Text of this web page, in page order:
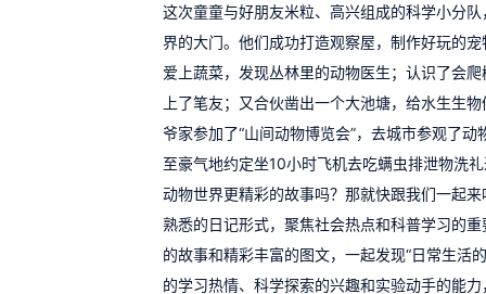
这次童童与好朋友米粒、高兴组成的科学小分
界的大门。他们成功打造观察屋，制作好玩的
爱上蔬菜，发现丛林里的动物医生；认识了会爬
上了笔友；又合伙凿出一个大池塘，给水生生
爷家参加了“山间动物博览会”，去城市参观了动
至豪气地约定坐10小时飞机去吃螨虫排泄物洗
动物世界更精彩的故事吗？那就快跟我们一起
熟悉的日记形式，聚焦社会热点和科普学习的
的故事和精彩丰富的图文，一起发现“日常生活
的学习热情、科学探索的兴趣和实验动手的能